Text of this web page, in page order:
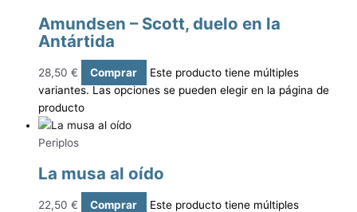
Amundsen – Scott, duelo en la
Antártida
28,50 € Comprar
Este producto tiene múltiples
variantes. Las opciones se pueden elegir en la página de
producto
Periplos
La musa al oído
22,50 € Comprar
Este producto tiene múltiples